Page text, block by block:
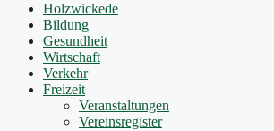
Holzwickede
Bildung
Gesundheit
Wirtschaft
Verkehr
Freizeit
Veranstaltungen
Vereinsregister